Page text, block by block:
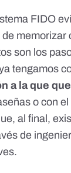
FIDO
son los
tengamos
a la que
o conel
al final,
de